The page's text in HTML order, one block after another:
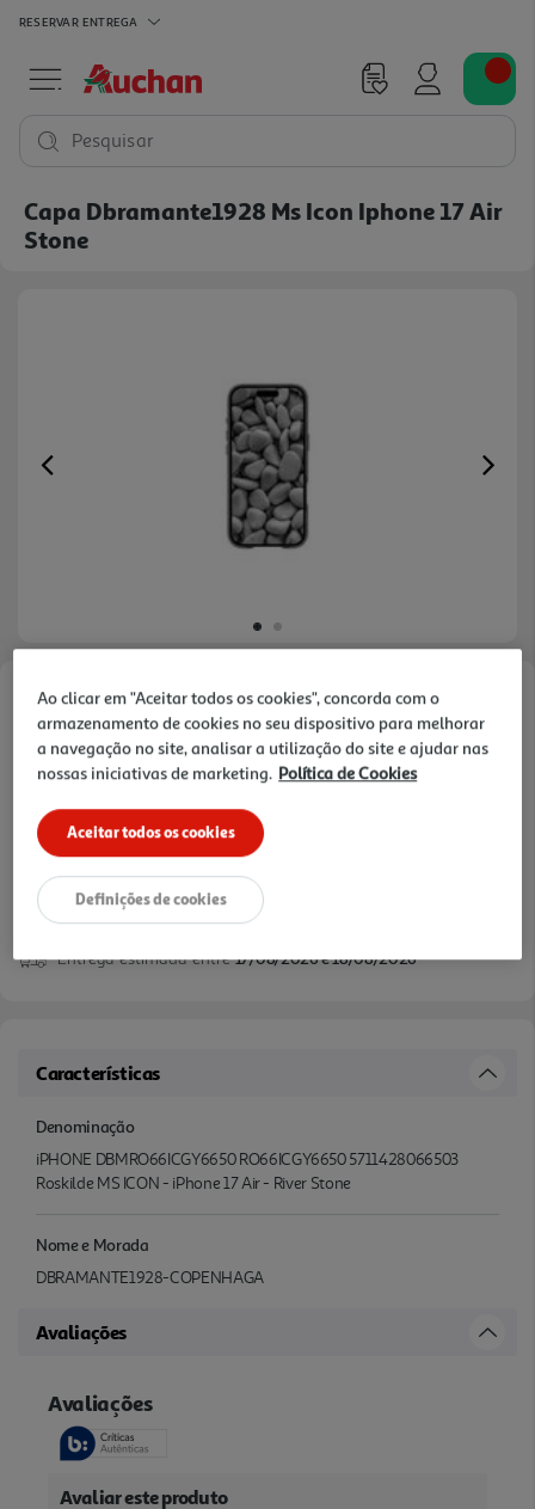
RESERVAR ENTREGA
Pesquisar
Capa Dbramante1928 Ms Icon Iphone 17 Air
Stone
Previous
Faça a sua avaliação
Ref. / EAN:5711428066503
34,99 €
Entrega estimada entre17/08/2026 e 18/08/2026
Características
Denominação
iPHONE DBMRO66ICGY6650 RO66ICGY6650 5711428066503
Roskilde MS ICON - iPhone 17 Air - River Stone
Nome e Morada
DBRAMANTE1928-COPENHAGA
Avaliações
Ao clicar em "Aceitar todos os cookies", concorda com o
armazenamento de cookies no seu dispositivo para melhorar
a navegação no site, analisar a utilização do site e ajudar nas
nossas iniciativas de marketing. Política de Cookies
Aceitar todos os cookies
Definições de cookies